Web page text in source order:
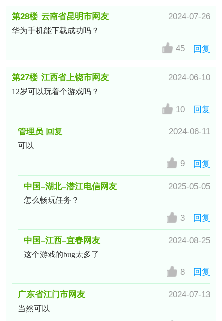
第28楼 云南省昆明市网友 2024-07-26
华为手机能下载成功吗？
45 回复
第27楼 江西省上饶市网友 2024-06-10
12岁可以玩着个游戏吗？
10 回复
管理员 回复 2024-06-11
可以
9 回复
中国–湖北–潜江电信网友 2025-05-05
怎么畅玩任务？
3 回复
中国–江西–宜春网友 2024-08-25
这个游戏的bug太多了
8 回复
广东省江门市网友 2024-07-13
当然可以